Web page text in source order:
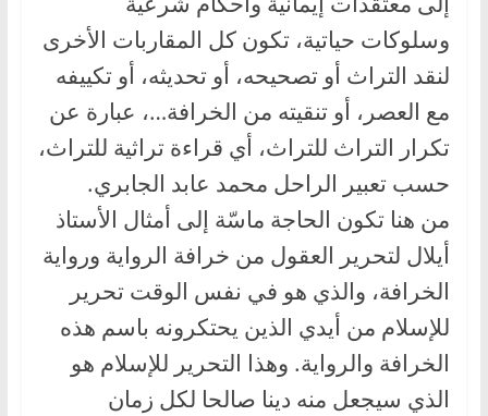
وسلوكات حياتية، تكون كل المقاربات الأخرى
لنقد التراث أو تصحيحه، أو تحديثه، أو تكييفه
مع العصر، أو تنقيته من الخرافة…، عبارة عن
تكرار التراث للتراث، أي قراءة تراثية للتراث،
حسب تعبير الراحل محمد عابد الجابري.
من هنا تكون الحاجة ماسّة إلى أمثال الأستاذ
أيلال لتحرير العقول من خرافة الرواية ورواية
الخرافة، والذي هو في نفس الوقت تحرير
للإسلام من أيدي الذين يحتكرونه باسم هذه
الخرافة والرواية. وهذا التحرير للإسلام هو
الذي سيجعل منه دينا صالحا لكل زمان